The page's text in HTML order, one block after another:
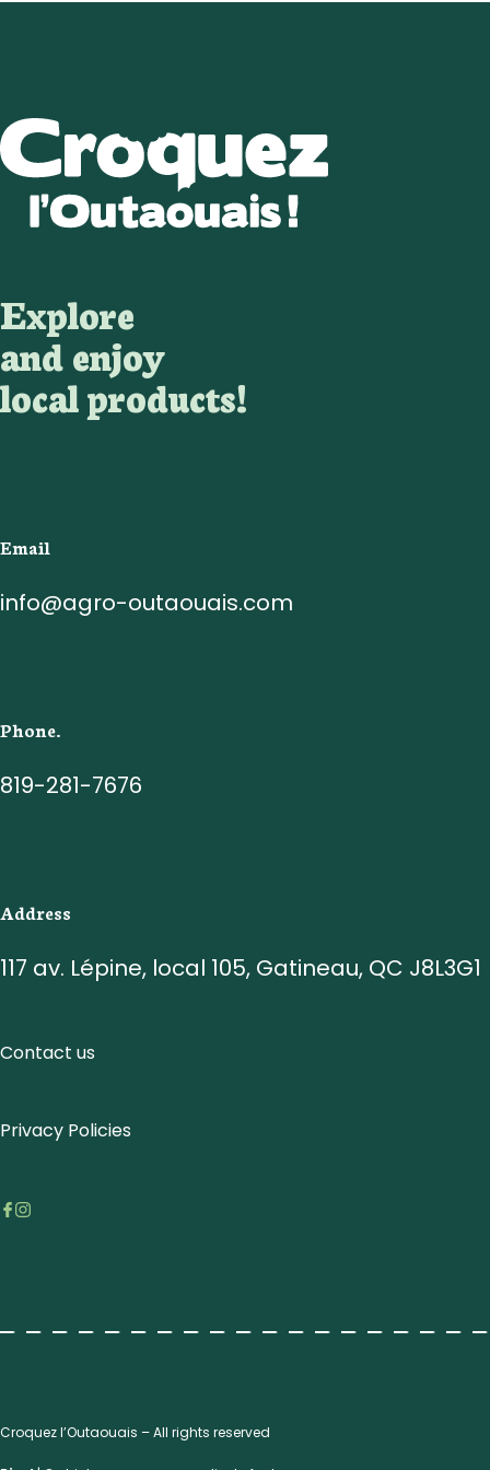
Explore
and enjoy
local products!
Email
info@agro-outaouais.com
Phone.
819-281-7676
Address
117 av. Lépine, local 105, Gatineau, QC J8L3G1
Contact us
Privacy Policies
Croquez l’Outaouais – All rights reserved